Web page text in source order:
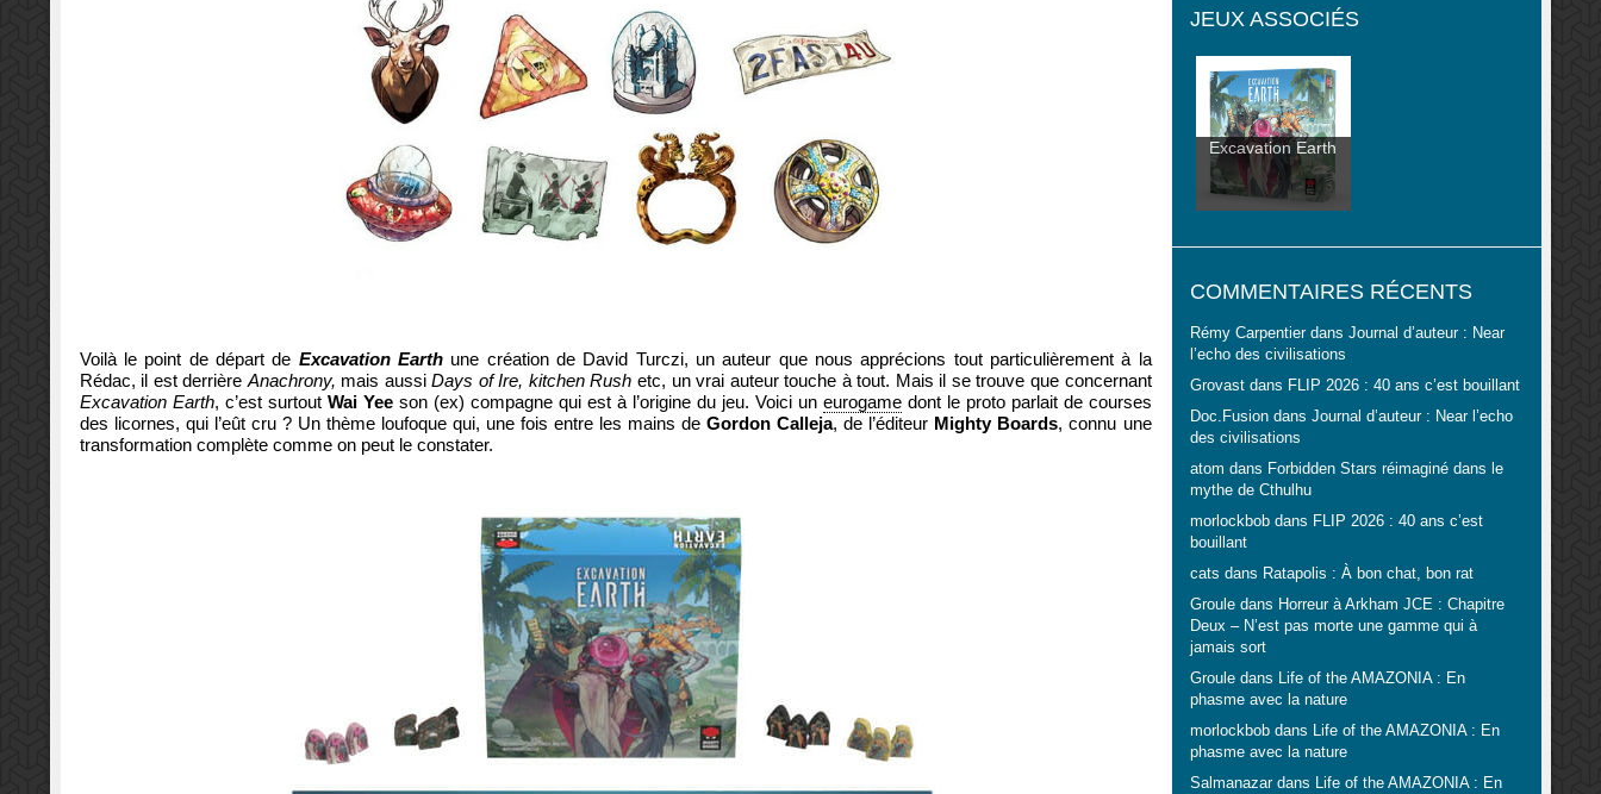
Voilà le point de départ de Excavation Earthune création de David Turczi, un auteur que nous apprécions tout particulièrement à la
Rédac, il est derrière Anachrony, mais aussiDays of Ire, kitchen Rush etc, un vrai auteur touche à tout. Mais il se trouve que concernant
Excavation Earth, c’est surtout Wai Yeeson (ex) compagne qui est à l’origine du jeu. Voici un eurogamedont le proto parlait de courses
des licornes, qui l’eût cru ? Un thème loufoque qui, une fois entre les mains de Gordon Calleja, de l’éditeur Mighty Boards, connu une
transformation complète comme on peut le constater.
JEUX ASSOCIÉS
Excavation Earth
COMMENTAIRES RÉCENTS
Rémy Carpentierdans Journal d’auteur : Near
l’echo des civilisations
Grovastdans FLIP 2026 : 40 ans c’est bouillant
Doc.Fusiondans Journal d’auteur : Near l’echo
des civilisations
atom dans Forbidden Stars réimaginé dans le
mythe de Cthulhu
morlockbobdans FLIP 2026 : 40 ans c’est
bouillant
cats dans Ratapolis : À bon chat, bon rat
Grouledans Horreur à Arkham JCE : Chapitre
Deux – N’est pas morte une gamme qui à
jamais sort
Grouledans Life of the AMAZONIA : En
phasme avec la nature
morlockbobdans Life of the AMAZONIA : En
phasme avec la nature
Salmanazardans Life of the AMAZONIA : En